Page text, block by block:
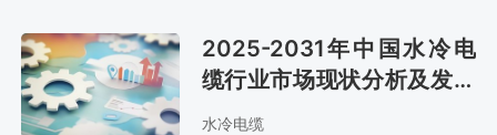
2025-2031年中国水冷电
缆行业市场现状分析及发展
战略咨询报告
水冷电缆